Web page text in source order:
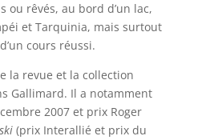
ou rêvés, au bord d’un lac,
et Tarquinia, mais surtout
cours réussi.
la revue et la collection
Gallimard. Il a notamment
2007 et prix Roger
(prix Interallié et prix du